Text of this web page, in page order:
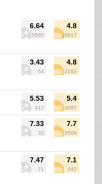
6.64
5505
4.8
28817
3.43
54
4.8
2163
5.53
417
5.4
3097
7.33
32
7.7
3509
7.47
71
7.1
942